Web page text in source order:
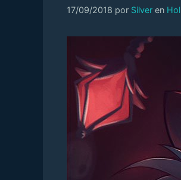
17/09/2018 por Silver en